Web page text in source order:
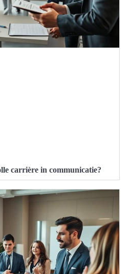
carrière in communicatie?